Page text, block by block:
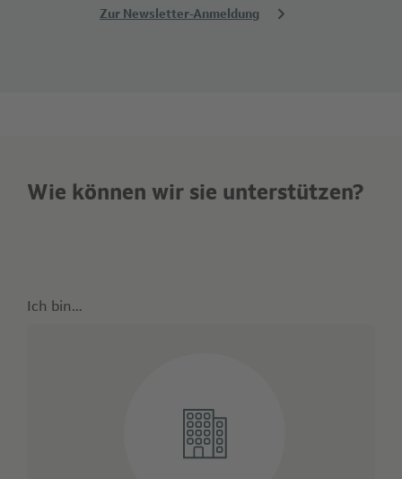
Zur Newsletter-Anmeldung
Wie können wir sie unterstützen?
Ich bin…